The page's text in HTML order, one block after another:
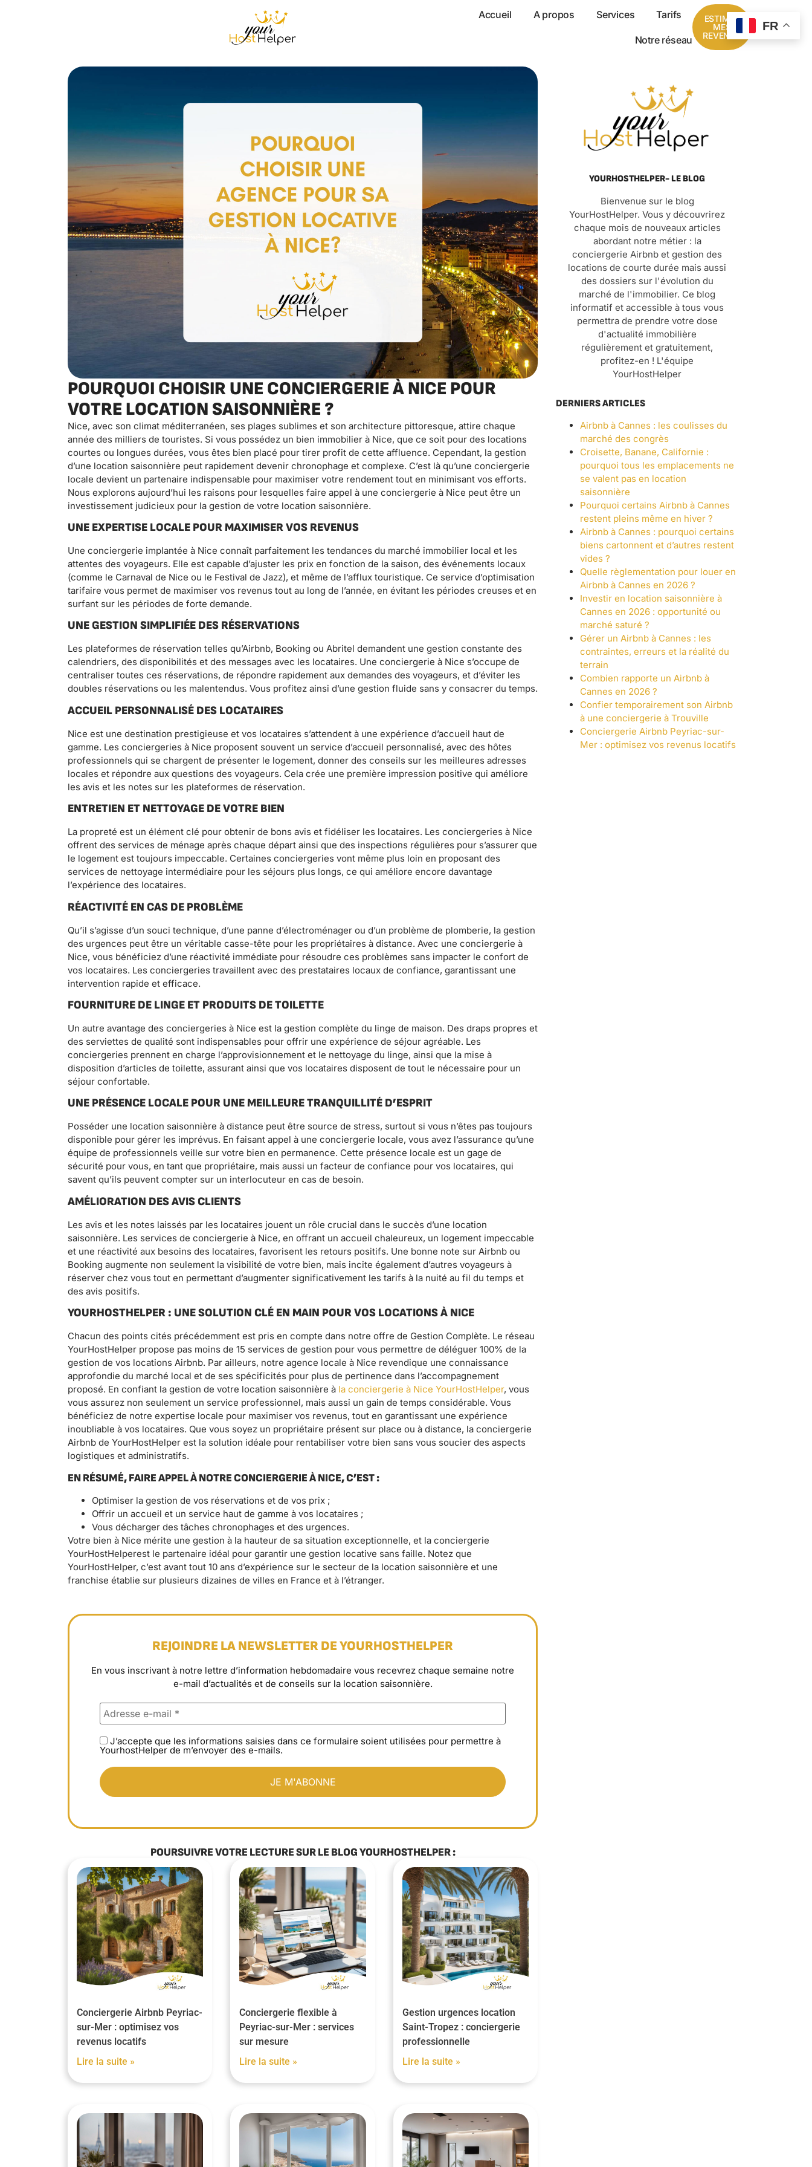
Accueil A propos Services Tarifs
Notre réseau
ESTIMER
MES
REVENUS
POURQUOI CHOISIR UNE CONCIERGERIE À NICE POUR
VOTRE LOCATION SAISONNIÈRE ?
Nice, avec son climat méditerranéen, ses plages sublimes et son architecture pittoresque, attire chaque
année des milliers de touristes. Si vous possédez un bien immobilier à Nice, que ce soit pour des locations
courtes ou longues durées, vous êtes bien placé pour tirer profit de cette affluence. Cependant, la gestion
d’une location saisonnière peut rapidement devenir chronophage et complexe. C’est là qu’une conciergerie
locale devient un partenaire indispensable pour maximiser votre rendement tout en minimisant vos efforts.
Nous explorons aujourd’hui les raisons pour lesquelles faire appel à une conciergerie à Nice peut être un
investissement judicieux pour la gestion de votre location saisonnière.
UNE EXPERTISE LOCALE POUR MAXIMISER VOS REVENUS
Une conciergerie implantée à Nice connaît parfaitement les tendances du marché immobilier local et les
attentes des voyageurs. Elle est capable d’ajuster les prix en fonction de la saison, des événements locaux
(comme le Carnaval de Nice ou le Festival de Jazz), et même de l’afflux touristique. Ce service d’optimisation
tarifaire vous permet de maximiser vos revenus tout au long de l’année, en évitant les périodes creuses et en
surfant sur les périodes de forte demande.
UNE GESTION SIMPLIFIÉE DES RÉSERVATIONS
Les plateformes de réservation telles qu’Airbnb, Booking ou Abritel demandent une gestion constante des
calendriers, des disponibilités et des messages avec les locataires. Une conciergerie à Nice s’occupe de
centraliser toutes ces réservations, de répondre rapidement aux demandes des voyageurs, et d’éviter les
doubles réservations ou les malentendus. Vous profitez ainsi d’une gestion fluide sans y consacrer du temps.
ACCUEIL PERSONNALISÉ DES LOCATAIRES
Nice est une destination prestigieuse et vos locataires s’attendent à une expérience d’accueil haut de
gamme. Les conciergeries à Nice proposent souvent un service d’accueil personnalisé, avec des hôtes
professionnels qui se chargent de présenter le logement, donner des conseils sur les meilleures adresses
locales et répondre aux questions des voyageurs. Cela crée une première impression positive qui améliore
les avis et les notes sur les plateformes de réservation.
ENTRETIEN ET NETTOYAGE DE VOTRE BIEN
La propreté est un élément clé pour obtenir de bons avis et fidéliser les locataires. Les conciergeries à Nice
offrent des services de ménage après chaque départ ainsi que des inspections régulières pour s’assurer que
le logement est toujours impeccable. Certaines conciergeries vont même plus loin en proposant des
services de nettoyage intermédiaire pour les séjours plus longs, ce qui améliore encore davantage
l’expérience des locataires.
RÉACTIVITÉ EN CAS DE PROBLÈME
Qu’il s’agisse d’un souci technique, d’une panne d’électroménager ou d’un problème de plomberie, la gestion
des urgences peut être un véritable casse-tête pour les propriétaires à distance. Avec une conciergerie à
Nice, vous bénéficiez d’une réactivité immédiate pour résoudre ces problèmes sans impacter le confort de
vos locataires. Les conciergeries travaillent avec des prestataires locaux de confiance, garantissant une
intervention rapide et efficace.
FOURNITURE DE LINGE ET PRODUITS DE TOILETTE
Un autre avantage des conciergeries à Nice est la gestion complète du linge de maison. Des draps propres et
des serviettes de qualité sont indispensables pour offrir une expérience de séjour agréable. Les
conciergeries prennent en charge l’approvisionnement et le nettoyage du linge, ainsi que la mise à
disposition d’articles de toilette, assurant ainsi que vos locataires disposent de tout le nécessaire pour un
séjour confortable.
UNE PRÉSENCE LOCALE POUR UNE MEILLEURE TRANQUILLITÉ D’ESPRIT
Posséder une location saisonnière à distance peut être source de stress, surtout si vous n’êtes pas toujours
disponible pour gérer les imprévus. En faisant appel à une conciergerie locale, vous avez l’assurance qu’une
équipe de professionnels veille sur votre bien en permanence. Cette présence locale est un gage de
sécurité pour vous, en tant que propriétaire, mais aussi un facteur de confiance pour vos locataires, qui
savent qu’ils peuvent compter sur un interlocuteur en cas de besoin.
AMÉLIORATION DES AVIS CLIENTS
Les avis et les notes laissés par les locataires jouent un rôle crucial dans le succès d’une location
saisonnière. Les services de conciergerie à Nice, en offrant un accueil chaleureux, un logement impeccable
et une réactivité aux besoins des locataires, favorisent les retours positifs. Une bonne note sur Airbnb ou
Booking augmente non seulement la visibilité de votre bien, mais incite également d’autres voyageurs à
réserver chez vous tout en permettant d’augmenter significativement les tarifs à la nuité au fil du temps et
des avis positifs.
YOURHOSTHELPER : UNE SOLUTION CLÉ EN MAIN POUR VOS LOCATIONS À NICE
Chacun des points cités précédemment est pris en compte dans notre offre de Gestion Complète. Le réseau
YourHostHelper propose pas moins de 15 services de gestion pour vous permettre de déléguer 100% de la
gestion de vos locations Airbnb. Par ailleurs, notre agence locale à Nice revendique une connaissance
approfondie du marché local et de ses spécificités pour plus de pertinence dans l’accompagnement
proposé. En confiant la gestion de votre location saisonnière à la conciergerie à Nice YourHostHelper, vous
vous assurez non seulement un service professionnel, mais aussi un gain de temps considérable. Vous
bénéficiez de notre expertise locale pour maximiser vos revenus, tout en garantissant une expérience
inoubliable à vos locataires. Que vous soyez un propriétaire présent sur place ou à distance, la conciergerie
Airbnb de YourHostHelper est la solution idéale pour rentabiliser votre bien sans vous soucier des aspects
logistiques et administratifs.
EN RÉSUMÉ, FAIRE APPEL À NOTRE CONCIERGERIE À NICE, C’EST :
Optimiser la gestion de vos réservations et de vos prix ;
Offrir un accueil et un service haut de gamme à vos locataires ;
Vous décharger des tâches chronophages et des urgences.
Votre bien à Nice mérite une gestion à la hauteur de sa situation exceptionnelle, et la conciergerie
YourHostHelperest le partenaire idéal pour garantir une gestion locative sans faille. Notez que
YourHostHelper, c’est avant tout 10 ans d’expérience sur le secteur de la location saisonnière et une
franchise établie sur plusieurs dizaines de villes en France et à l’étranger.
REJOINDRE LA NEWSLETTER DE YOURHOSTHELPER
En vous inscrivant à notre lettre d’information hebdomadaire vous recevrez chaque semaine notre
e-mail d’actualités et de conseils sur la location saisonnière.
J’accepte que les informations saisies dans ce formulaire soient utilisées pour permettre à
YourhostHelper de m’envoyer des e-mails.
POURSUIVRE VOTRE LECTURE SUR LE BLOG YOURHOSTHELPER :
Conciergerie Airbnb Peyriac-
sur-Mer : optimisez vos
revenus locatifs
Lire la suite »
Conciergerie flexible à
Peyriac-sur-Mer : services
sur mesure
Lire la suite »
Gestion urgences location
Saint-Tropez : conciergerie
professionnelle
Lire la suite »
YOURHOSTHELPER- LE BLOG
Bienvenue sur le blog
YourHostHelper. Vous y découvrirez
chaque mois de nouveaux articles
abordant notre métier : la
conciergerie Airbnb et gestion des
locations de courte durée mais aussi
des dossiers sur l'évolution du
marché de l'immobilier. Ce blog
informatif et accessible à tous vous
permettra de prendre votre dose
d'actualité immobilière
régulièrement et gratuitement,
profitez-en ! L'équipe
YourHostHelper
DERNIERS ARTICLES
Airbnb à Cannes : les coulisses du
marché des congrès
Croisette, Banane, Californie :
pourquoi tous les emplacements ne
se valent pas en location
saisonnière
Pourquoi certains Airbnb à Cannes
restent pleins même en hiver ?
Airbnb à Cannes : pourquoi certains
biens cartonnent et d’autres restent
vides ?
Quelle règlementation pour louer en
Airbnb à Cannes en 2026 ?
Investir en location saisonnière à
Cannes en 2026 : opportunité ou
marché saturé ?
Gérer un Airbnb à Cannes : les
contraintes, erreurs et la réalité du
terrain
Combien rapporte un Airbnb à
Cannes en 2026 ?
Confier temporairement son Airbnb
à une conciergerie à Trouville
Conciergerie Airbnb Peyriac-sur-
Mer : optimisez vos revenus locatifs
FR